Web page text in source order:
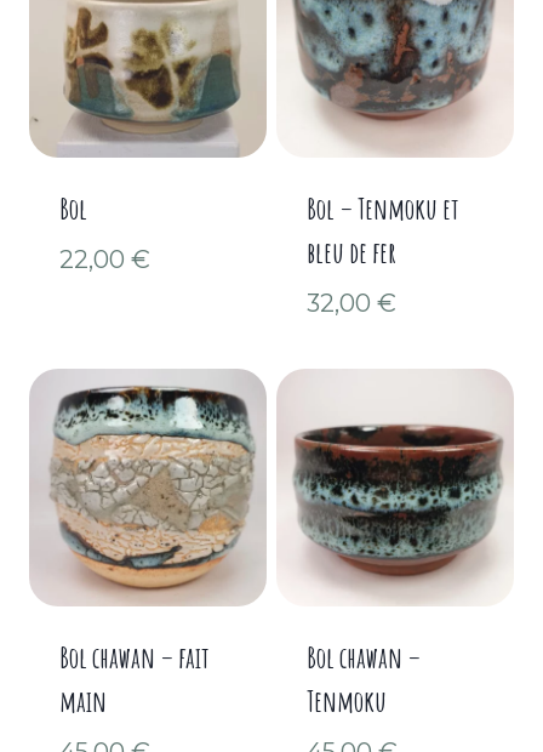
Bol
22,00 €
Bol – Tenmoku et
bleu de fer
32,00 €
Bol chawan – fait
main
Bol chawan –
Tenmoku